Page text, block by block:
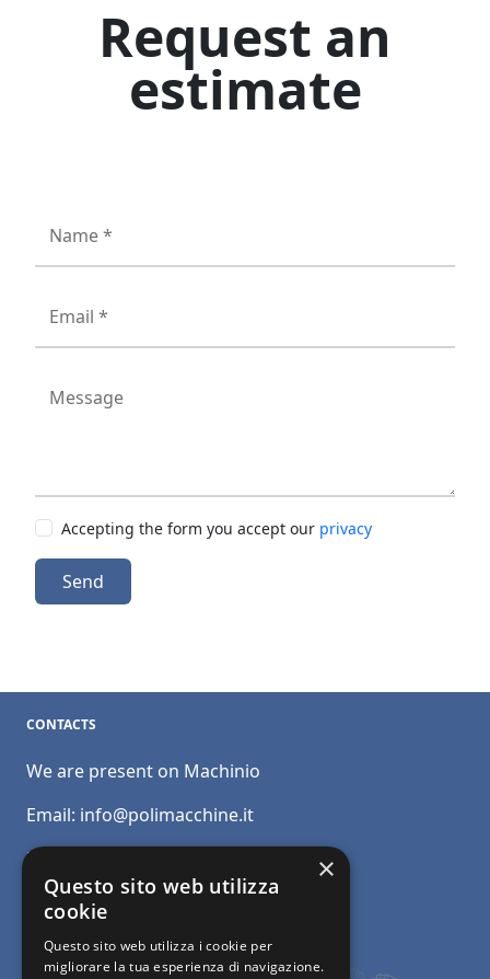
Request an
estimate
Name *
Email *
Message
Accepting the form you accept our privacy
Send
CONTACTS
We are present on Machinio
Email: info@polimacchine.it
Phone:
Mobile:+39 348 5110011
×
Questo sito web utilizza
cookie
Questo sito web utilizza i cookie per
migliorare la tua esperienza di navigazione.